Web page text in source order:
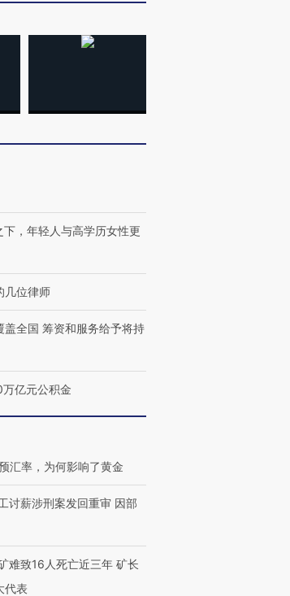
【商旅对话】华住集团
下，年轻人与高学历女性更
几位律师
盖全国 筹资和服务给予将持
万亿元公积金
汇率，为何影响了黄金
讨薪涉刑案发回重审 因部
难致16人死亡近三年 矿长
代表